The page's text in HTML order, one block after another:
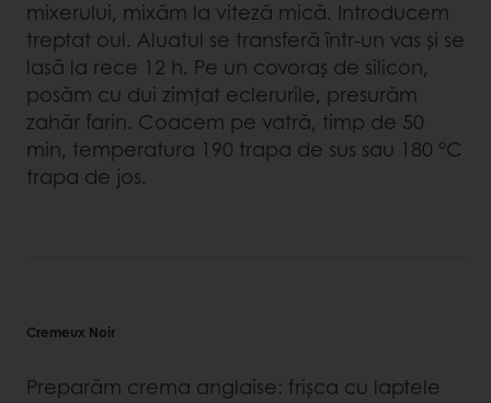
mixerului, mixăm la viteză mică. Introducem
treptat oul. Aluatul se transferă într-un vas și se
lasă la rece 12 h. Pe un covoraş de silicon,
posăm cu dui zimțat eclerurile, presurăm
zahăr farin. Coacem pe vatră, timp de 50
min, temperatura 190 trapa de sus sau 180 °C
trapa de jos.
Cremeux Noir
Preparăm crema anglaise: frişca cu laptele